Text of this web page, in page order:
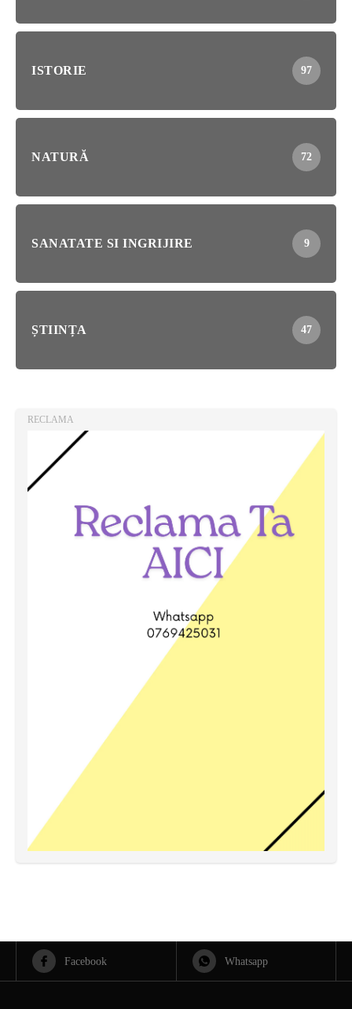
ISTORIE 97
NATURĂ 72
SANATATE SI INGRIJIRE 9
ȘTIINȚA 47
RECLAMA
Facebook Whatsapp